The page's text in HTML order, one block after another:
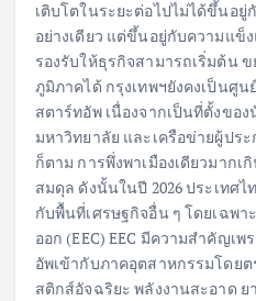
เติบโตในระยะต่อไปไม่ได้ขึ้นอยู่
อย่างเดียว แต่ขึ้นอยู่กับความแข็
รองรับให้ธุรกิจสามารถเริ่มต้น
ภูมิภาคได้ กรุงเทพฯยังคงเป็นศู
สตาร์ทอัพ เนื่องจากเป็นที่ตั้งข
มหาวิทยาลัย และเครือข่ายผู้ปร
ก็ตาม การพึ่งพาเมืองเดียวมาก
สมดุล ดังนั้นในปี 2026 ประเทศไ
กับพื้นที่เศรษฐกิจอื่น ๆ โดยเฉพ
ออก (EEC) EEC มีความสำคัญเ
อัพเข้ากับภาคอุตสาหกรรมโดย
สติกส์อัจฉริยะ พลังงานสะอาด